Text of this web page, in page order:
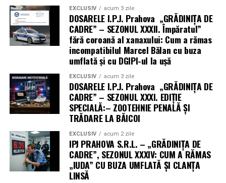
EXCLUSIV acum 3 zile
DOSARELE I.P.J. Prahova „GRĂDINIȚA DE
CADRE” – SEZONUL XXXII. Împăratul”
fără coroană al xanaxului: Cum a rămas
incompatibilul Marcel Bălan cu buza
umflată și cu DGIPI-ul la ușă
EXCLUSIV acum 3 zile
DOSARELE I.P.J. Prahova „GRĂDINIȚA DE
CADRE” – SEZONUL XXXI. EDIȚIE
SPECIALĂ:– ZOOTEHNIE PENALĂ ȘI
TRĂDARE LA BĂICOI
EXCLUSIV acum 2 zile
IPJ PRAHOVA S.R.L. – „GRĂDINIȚA DE
CADRE”, SEZONUL XXXIV: CUM A RĂMAS
„IUDA” CU BUZA UMFLATĂ ȘI CLANȚA
LINSĂ